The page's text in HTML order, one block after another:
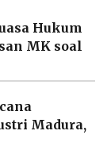
Hukum
MK soal
Madura,